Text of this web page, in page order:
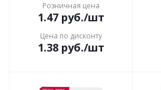
Розничная цена
1.47руб./шт
Цена по дисконту
1.38руб./шт